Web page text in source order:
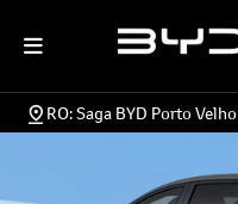
RO: Saga BYD Porto Velho